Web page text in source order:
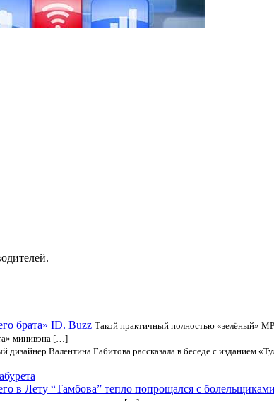
брата» ID. Buzz Такой практичный полностью «зелёный»
минивэна […]
дизайнер Валентина Габитова рассказала в беседе с изданием
в Лету “Тамбова” тепло попрощался с болельщиками